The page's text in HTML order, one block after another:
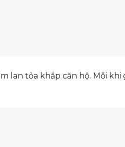
lan tỏa khắp căn hộ. Mỗi khi